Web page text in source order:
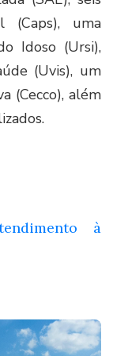
(Caps), uma
Idoso (Ursi),
(Uvis), um
(Cecco), além
à